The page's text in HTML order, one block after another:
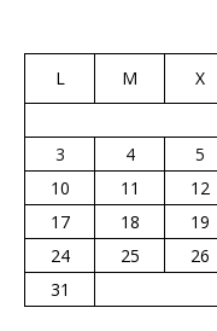
L M X
3
4 5
10
11 12
17
18 19
24
25 26
31